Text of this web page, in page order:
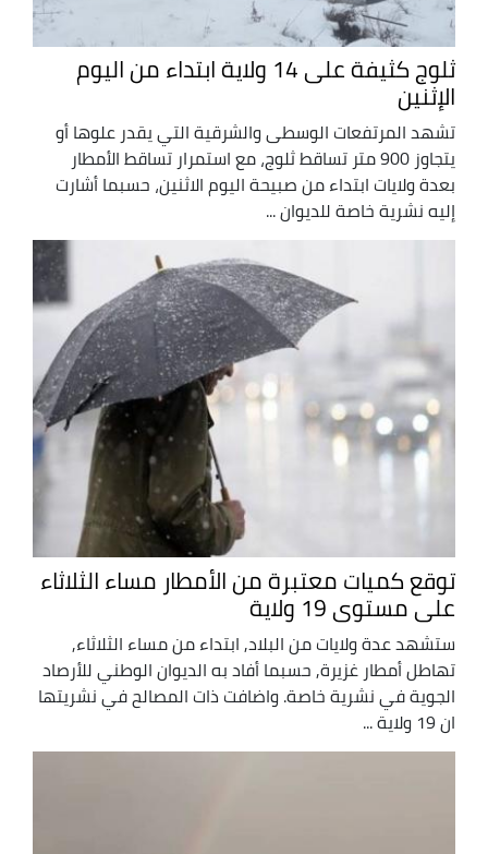
ثلوج كثيفة على 14 ولاية ابتداء من اليوم
الإثنين
تشهد المرتفعات الوسطى والشرقية التي يقدر علوها أو
يتجاوز 900 متر تساقط ثلوج، مع استمرار تساقط الأمطار
بعدة ولايات ابتداء من صبيحة اليوم الاثنين، حسبما أشارت
إليه نشرية خاصة للديوان ...
توقع كميات معتبرة من الأمطار مساء الثلاثاء
على مستوى 19 ولاية
ستشهد عدة ولايات من البلاد, ابتداء من مساء الثلاثاء,
تهاطل أمطار غزيرة, حسبما أفاد به الديوان الوطني للأرصاد
الجوية في نشرية خاصة. واضافت ذات المصالح في نشريتها
ان 19 ولاية ...